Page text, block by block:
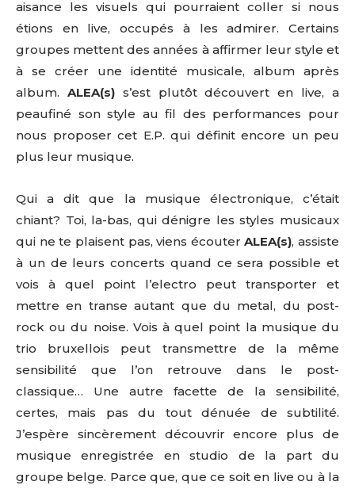
aisance les visuels qui pourraient coller si nous
étions en live, occupés à les admirer. Certains
groupes mettent des années à affirmer leur style et
à se créer une identité musicale, album après
album. ALEA(s)s’est plutôt découvert en live, a
peaufiné son style au fil des performances pour
nous proposer cet E.P. qui définit encore un peu
plus leur musique.
Qui a dit que la musique électronique, c’était
chiant? Toi, la-bas, qui dénigre les styles musicaux
qui ne te plaisent pas, viens écouterALEA(s), assiste
à un de leurs concerts quand ce sera possible et
vois à quel point l’electro peut transporter et
mettre en transe autant que du metal, du post-
rock ou du noise. Vois à quel point la musique du
trio bruxellois peut transmettre de la même
sensibilité que l’on retrouve dans le post-
classique… Une autre facette de la sensibilité,
certes, mais pas du tout dénuée de subtilité.
J’espère sincèrement découvrir encore plus de
musique enregistrée en studio de la part du
groupe belge. Parce que, que ce soit en live ou à la